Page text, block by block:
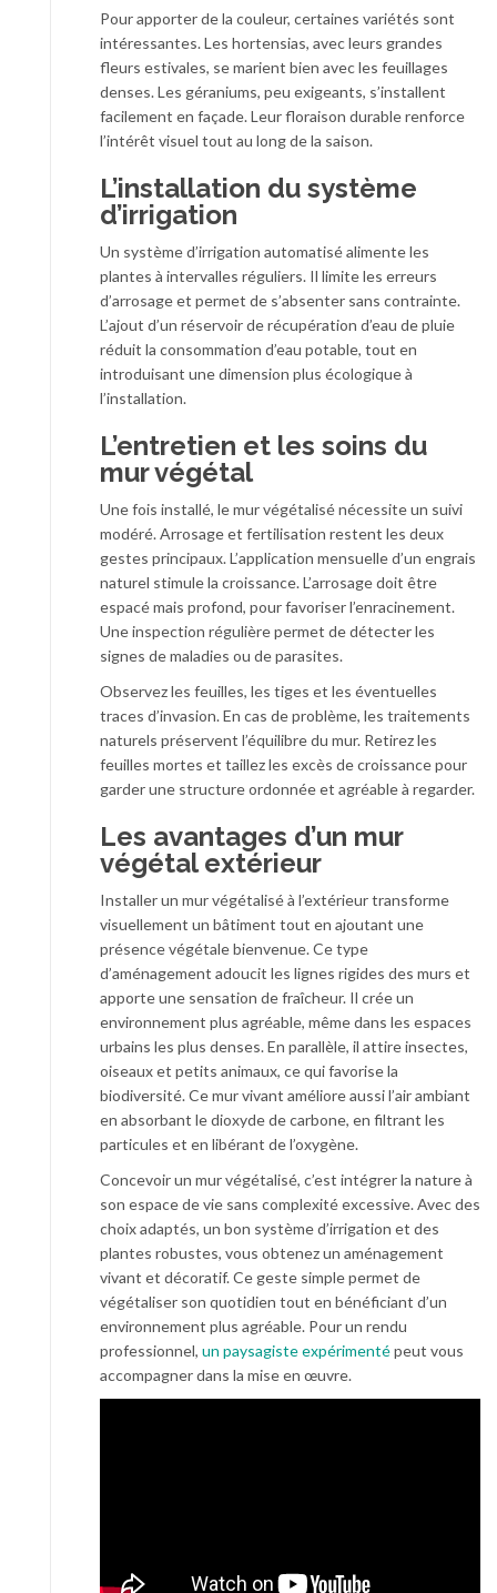
Pour apporter de la couleur, certaines variétés sont
intéressantes. Les hortensias, avec leurs grandes
fleurs estivales, se marient bien avec les feuillages
denses. Les géraniums, peu exigeants, s’installent
facilement en façade. Leur floraison durable renforce
l’intérêt visuel tout au long de la saison.
L’installation du système
d’irrigation
Un système d’irrigation automatisé alimente les
plantes à intervalles réguliers. Il limite les erreurs
d’arrosage et permet de s’absenter sans contrainte.
L’ajout d’un réservoir de récupération d’eau de pluie
réduit la consommation d’eau potable, tout en
introduisant une dimension plus écologique à
l’installation.
L’entretien et les soins du
mur végétal
Une fois installé, le mur végétalisé nécessite un suivi
modéré. Arrosage et fertilisation restent les deux
gestes principaux. L’application mensuelle d’un engrais
naturel stimule la croissance. L’arrosage doit être
espacé mais profond, pour favoriser l’enracinement.
Une inspection régulière permet de détecter les
signes de maladies ou de parasites.
Observez les feuilles, les tiges et les éventuelles
traces d’invasion. En cas de problème, les traitements
naturels préservent l’équilibre du mur. Retirez les
feuilles mortes et taillez les excès de croissance pour
garder une structure ordonnée et agréable à regarder.
Les avantages d’un mur
végétal extérieur
Installer un mur végétalisé à l’extérieur transforme
visuellement un bâtiment tout en ajoutant une
présence végétale bienvenue. Ce type
d’aménagement adoucit les lignes rigides des murs et
apporte une sensation de fraîcheur. Il crée un
environnement plus agréable, même dans les espaces
urbains les plus denses. En parallèle, il attire insectes,
oiseaux et petits animaux, ce qui favorise la
biodiversité. Ce mur vivant améliore aussi l’air ambiant
en absorbant le dioxyde de carbone, en filtrant les
particules et en libérant de l’oxygène.
Concevoir un mur végétalisé, c’est intégrer la nature à
son espace de vie sans complexité excessive. Avec des
choix adaptés, un bon système d’irrigation et des
plantes robustes, vous obtenez un aménagement
vivant et décoratif. Ce geste simple permet de
végétaliser son quotidien tout en bénéficiant d’un
environnement plus agréable. Pour un rendu
professionnel, un paysagiste expérimentépeut vous
accompagner dans la mise en œuvre.